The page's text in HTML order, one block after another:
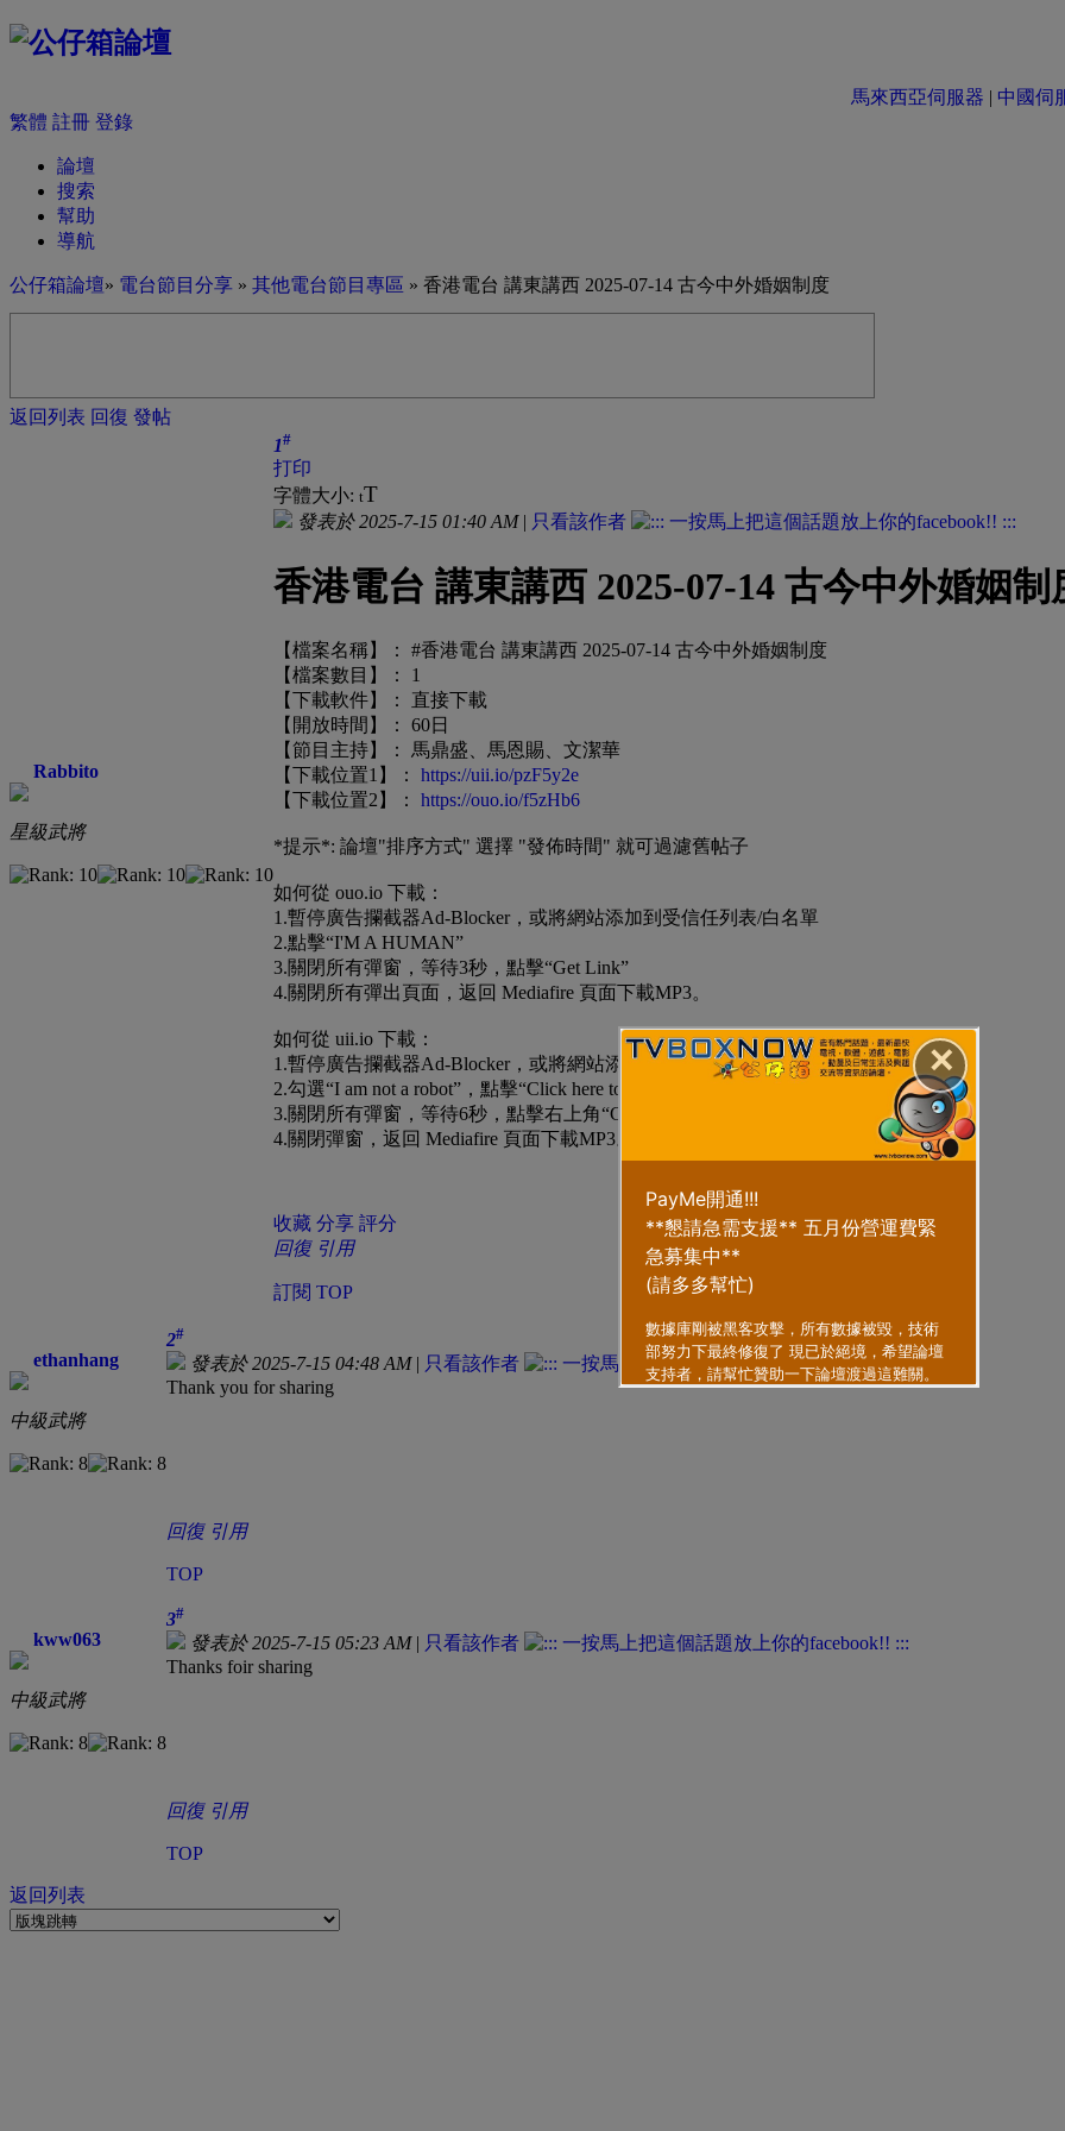
✕
馬來西亞伺服器 | 中國伺
繁體 註冊 登錄
論壇
搜索
幫助
導航
公仔箱論壇» 電台節目分享 » 其他電台節目專區 » 香港電台 講東講西 2025-07-14 古今中外婚姻制度
返回列表 回復 發帖
Rabbito
星級武將
1#
打印
字體大小: tT
發表於 2025-7-15 01:40 AM| 只看該作者
香港電台 講東講西 2025-07-14 古今中外婚姻制
【檔案名稱】： #香港電台 講東講西 2025-07-14 古今中外婚姻制度
【檔案數目】： 1
【下載軟件】： 直接下載
【開放時間】： 60日
【節目主持】： 馬鼎盛、馬恩賜、文潔華
【下載位置1】： https://uii.io/pzF5y2e
【下載位置2】： https://ouo.io/f5zHb6
*提示*: 論壇"排序方式" 選擇 "發佈時間" 就可過濾舊帖子
如何從 ouo.io 下載：
1.暫停廣告攔截器Ad-Blocker，或將網站添加到受信任列表/白名單
2.點擊“I'M A HUMAN”
3.關閉所有彈窗，等待3秒，點擊“Get Link”
4.關閉所有彈出頁面，返回 Mediafire 頁面下載MP3。
如何從 uii.io 下載：
1.暫停廣告攔截器Ad-Blocker，或將網站添加到受信任列表/白名單
2.勾選“I am not a robot”，點擊“Click here to continue”
3.關閉所有彈窗，等待6秒，點擊右上角“Get Link”
4.關閉彈窗，返回 Mediafire 頁面下載MP3。
收藏 分享 評分
回復 引用
訂閱 TOP
ethanhang
中級武將
2#
發表於 2025-7-15 04:48 AM| 只看該作者
Thank you for sharing
回復 引用
TOP
kww063
中級武將
3#
發表於 2025-7-15 05:23 AM| 只看該作者
Thanks foir sharing
回復 引用
TOP
返回列表